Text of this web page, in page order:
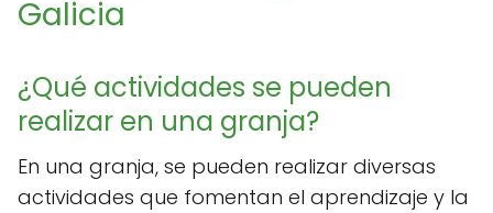
Galicia
¿Qué actividades se pueden
realizar en una granja?
En una granja, se pueden realizar diversas
actividades que fomentan el aprendizaje y la